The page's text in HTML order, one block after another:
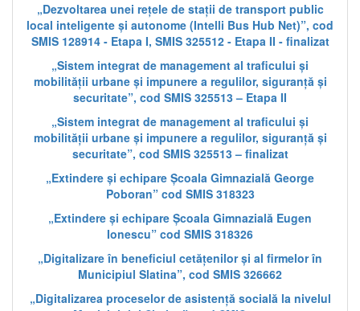
„Dezvoltarea unei rețele de stații de transport public
local inteligente și autonome (Intelli Bus Hub Net)”, cod
SMIS 128914 - Etapa I, SMIS 325512 - Etapa II - finalizat
„Sistem integrat de management al traficului și
mobilității urbane și impunere a regulilor, siguranță și
securitate”, cod SMIS 325513 – Etapa II
„Sistem integrat de management al traficului și
mobilității urbane și impunere a regulilor, siguranță și
securitate”, cod SMIS 325513 – finalizat
„Extindere și echipare Școala Gimnazială George
Poboran” cod SMIS 318323
„Extindere și echipare Școala Gimnazială Eugen
Ionescu” cod SMIS 318326
„Digitalizare în beneficiul cetățenilor și al firmelor în
Municipiul Slatina”, cod SMIS 326662
„Digitalizarea proceselor de asistență socială la nivelul